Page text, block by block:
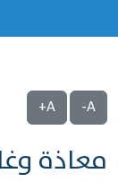
A-
A+
معاذة